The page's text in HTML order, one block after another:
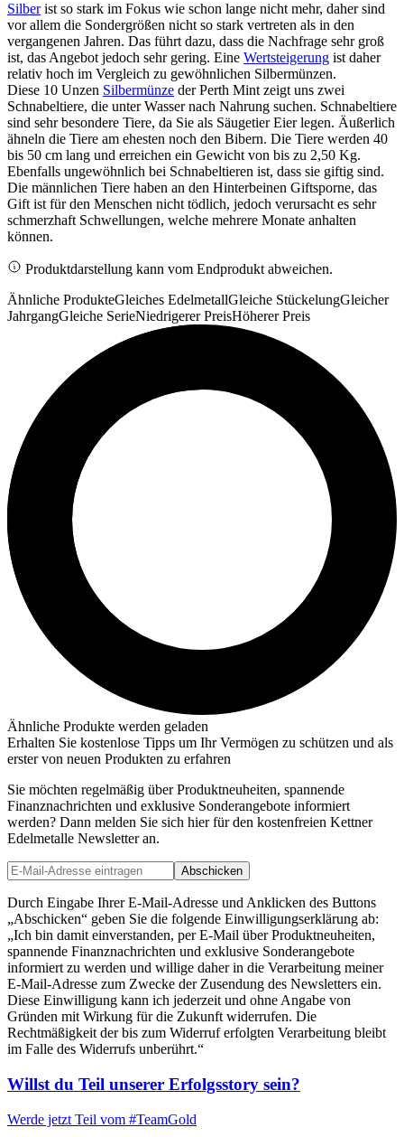
Silberist so stark im Fokus wie schon lange nicht mehr, daher sind
vor allem die Sondergrößen nicht so stark vertreten als in den
vergangenen Jahren. Das führt dazu, dass die Nachfrage sehr groß
ist, das Angebot jedoch sehr gering. Eine Wertsteigerung ist daher
relativ hoch im Vergleich zu gewöhnlichen Silbermünzen.
Diese 10 Unzen Silbermünze der Perth Mint zeigt uns zwei
Schnabeltiere, die unter Wasser nach Nahrung suchen. Schnabeltiere
sind sehr besondere Tiere, da Sie als Säugetier Eier legen. Äußerlich
ähneln die Tiere am ehesten noch den Bibern. Die Tiere werden 40
bis 50 cm lang und erreichen ein Gewicht von bis zu 2,50 Kg.
Ebenfalls ungewöhnlich bei Schnabeltieren ist, dass sie giftig sind.
Die männlichen Tiere haben an den Hinterbeinen Giftsporne, das
Gift ist für den Menschen nicht tödlich, jedoch verursacht es sehr
schmerzhaft Schwellungen, welche mehrere Monate anhalten
können.
Produktdarstellung kann vom Endprodukt abweichen.
Ähnliche ProdukteGleiches EdelmetallGleiche StückelungGleicher
JahrgangGleiche SerieNiedrigerer PreisHöherer Preis
Ähnliche Produkte werden geladen
Erhalten Sie kostenlose Tipps um Ihr Vermögen zu schützen und als
erster von neuen Produkten zu erfahren
Sie möchten regelmäßig über Produktneuheiten, spannende
Finanznachrichten und exklusive Sonderangebote informiert
werden? Dann melden Sie sich hier für den kostenfreien Kettner
Edelmetalle Newsletter an.
Abschicken
Durch Eingabe Ihrer E-Mail-Adresse und Anklicken des Buttons
„Abschicken“ geben Sie die folgende Einwilligungserklärung ab:
„Ich bin damit einverstanden, per E-Mail über Produktneuheiten,
spannende Finanznachrichten und exklusive Sonderangebote
informiert zu werden und willige daher in die Verarbeitung meiner
E-Mail-Adresse zum Zwecke der Zusendung des Newsletters ein.
Diese Einwilligung kann ich jederzeit und ohne Angabe von
Gründen mit Wirkung für die Zukunft widerrufen. Die
Rechtmäßigkeit der bis zum Widerruf erfolgten Verarbeitung bleibt
im Falle des Widerrufs unberührt.“
Willst du Teil unserer Erfolgsstory sein?
Werde jetzt Teil vom #TeamGold